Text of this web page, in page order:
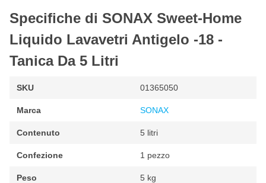
all'alta qualità del liquido per tergicristalli SONAX, olio, fuliggine,
sale e sporco invernale vengono facilmente rimossi dal vetro del
parabrezza.
liquido tergicristalli SONAX per l'inverno
liquido tergicristalli invernale
in tutta sicurezza durante le
questo fluido antigelo nel vostro sistema tergicristalli, non dovrete
tergicristalli antigelo SONAX in inverno, si evita la formazione di
Specifiche di SONAX Sweet-Home
Liquido Lavavetri Antigelo -18 -
Tanica Da 5 Litri
SKU 01365050
Marca SONAX
Contenuto 5 litri
Confezione 1 pezzo
Peso 5 kg